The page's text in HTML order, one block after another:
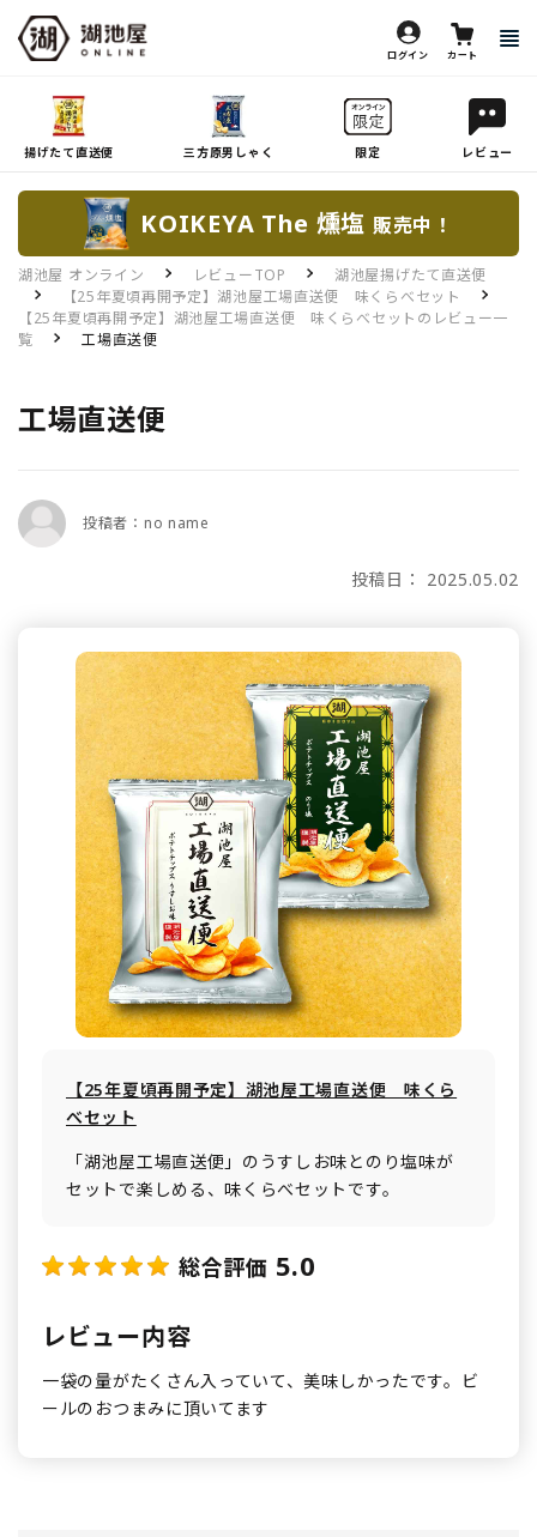
ログイン カート
揚げたて直送便 三方原男しゃく 限定 レビュー
KOIKEYA The 燻塩 販売中！
湖池屋 オンライン レビューTOP
湖池屋揚げたて直送便
【25年夏頃再開予定】湖池屋工場直送便 味くらべセット
【25年夏頃再開予定】湖池屋工場直送便 味くらべセットのレビュー一
覧
工場直送便
工場直送便
投稿者：no name
投稿日： 2025.05.02
【25年夏頃再開予定】湖池屋工場直送便 味くら
べセット
「湖池屋工場直送便」のうすしお味とのり塩味が
セットで楽しめる、味くらべセットです。
総合評価 5.0
レビュー内容
一袋の量がたくさん入っていて、美味しかったです。ビ
ールのおつまみに頂いてます